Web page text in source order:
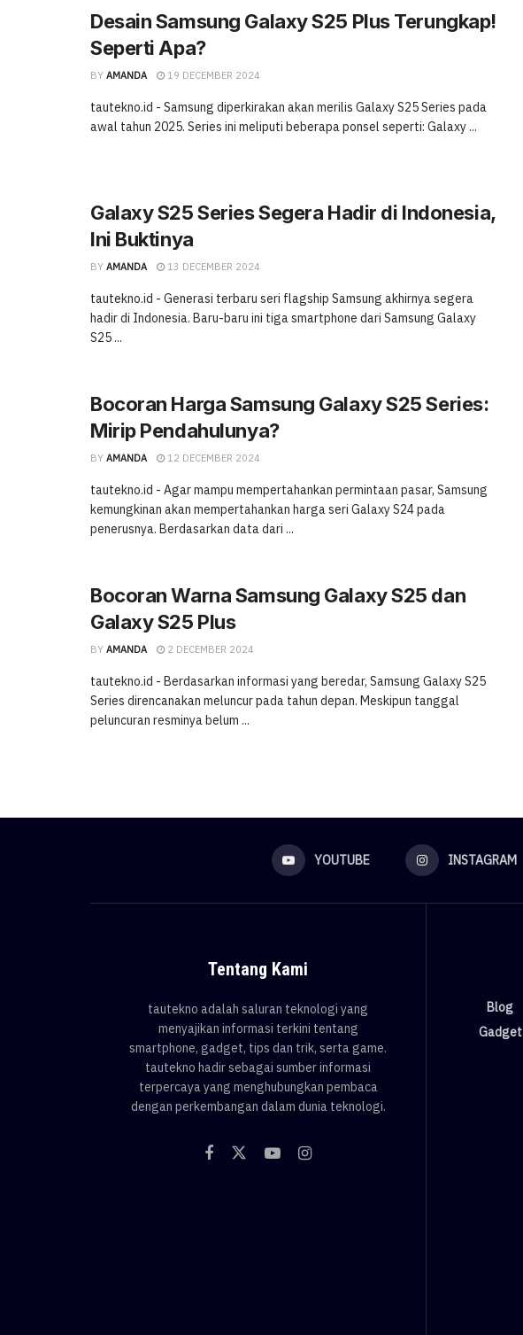
Desain Samsung Galaxy S25 Plus Terungkap!
Seperti Apa?
BY AMANDA 19 DECEMBER 2024
tautekno.id - Samsung diperkirakan akan merilis Galaxy S25 Series pada
awal tahun 2025. Series ini meliputi beberapa ponsel seperti: Galaxy ...
Galaxy S25 Series Segera Hadir di Indonesia,
Ini Buktinya
BY AMANDA 13 DECEMBER 2024
tautekno.id - Generasi terbaru seri flagship Samsung akhirnya segera
hadir di Indonesia. Baru-baru ini tiga smartphone dari Samsung Galaxy
S25 ...
Bocoran Harga Samsung Galaxy S25 Series:
Mirip Pendahulunya?
BY AMANDA 12 DECEMBER 2024
tautekno.id - Agar mampu mempertahankan permintaan pasar, Samsung
kemungkinan akan mempertahankan harga seri Galaxy S24 pada
penerusnya. Berdasarkan data dari ...
Bocoran Warna Samsung Galaxy S25 dan
Galaxy S25 Plus
BY AMANDA 2 DECEMBER 2024
tautekno.id - Berdasarkan informasi yang beredar, Samsung Galaxy S25
Series direncanakan meluncur pada tahun depan. Meskipun tanggal
peluncuran resminya belum ...
YOUTUBE INSTAGRAM
Tentang Kami
tautekno adalah saluran teknologi yang
menyajikan informasi terkini tentang
smartphone, gadget, tips dan trik, serta game.
tautekno hadir sebagai sumber informasi
terpercaya yang menghubungkan pembaca
dengan perkembangan dalam dunia teknologi.
Blog
Gadget